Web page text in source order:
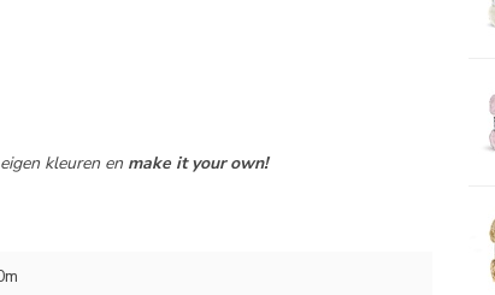
kleuren en make it your own!